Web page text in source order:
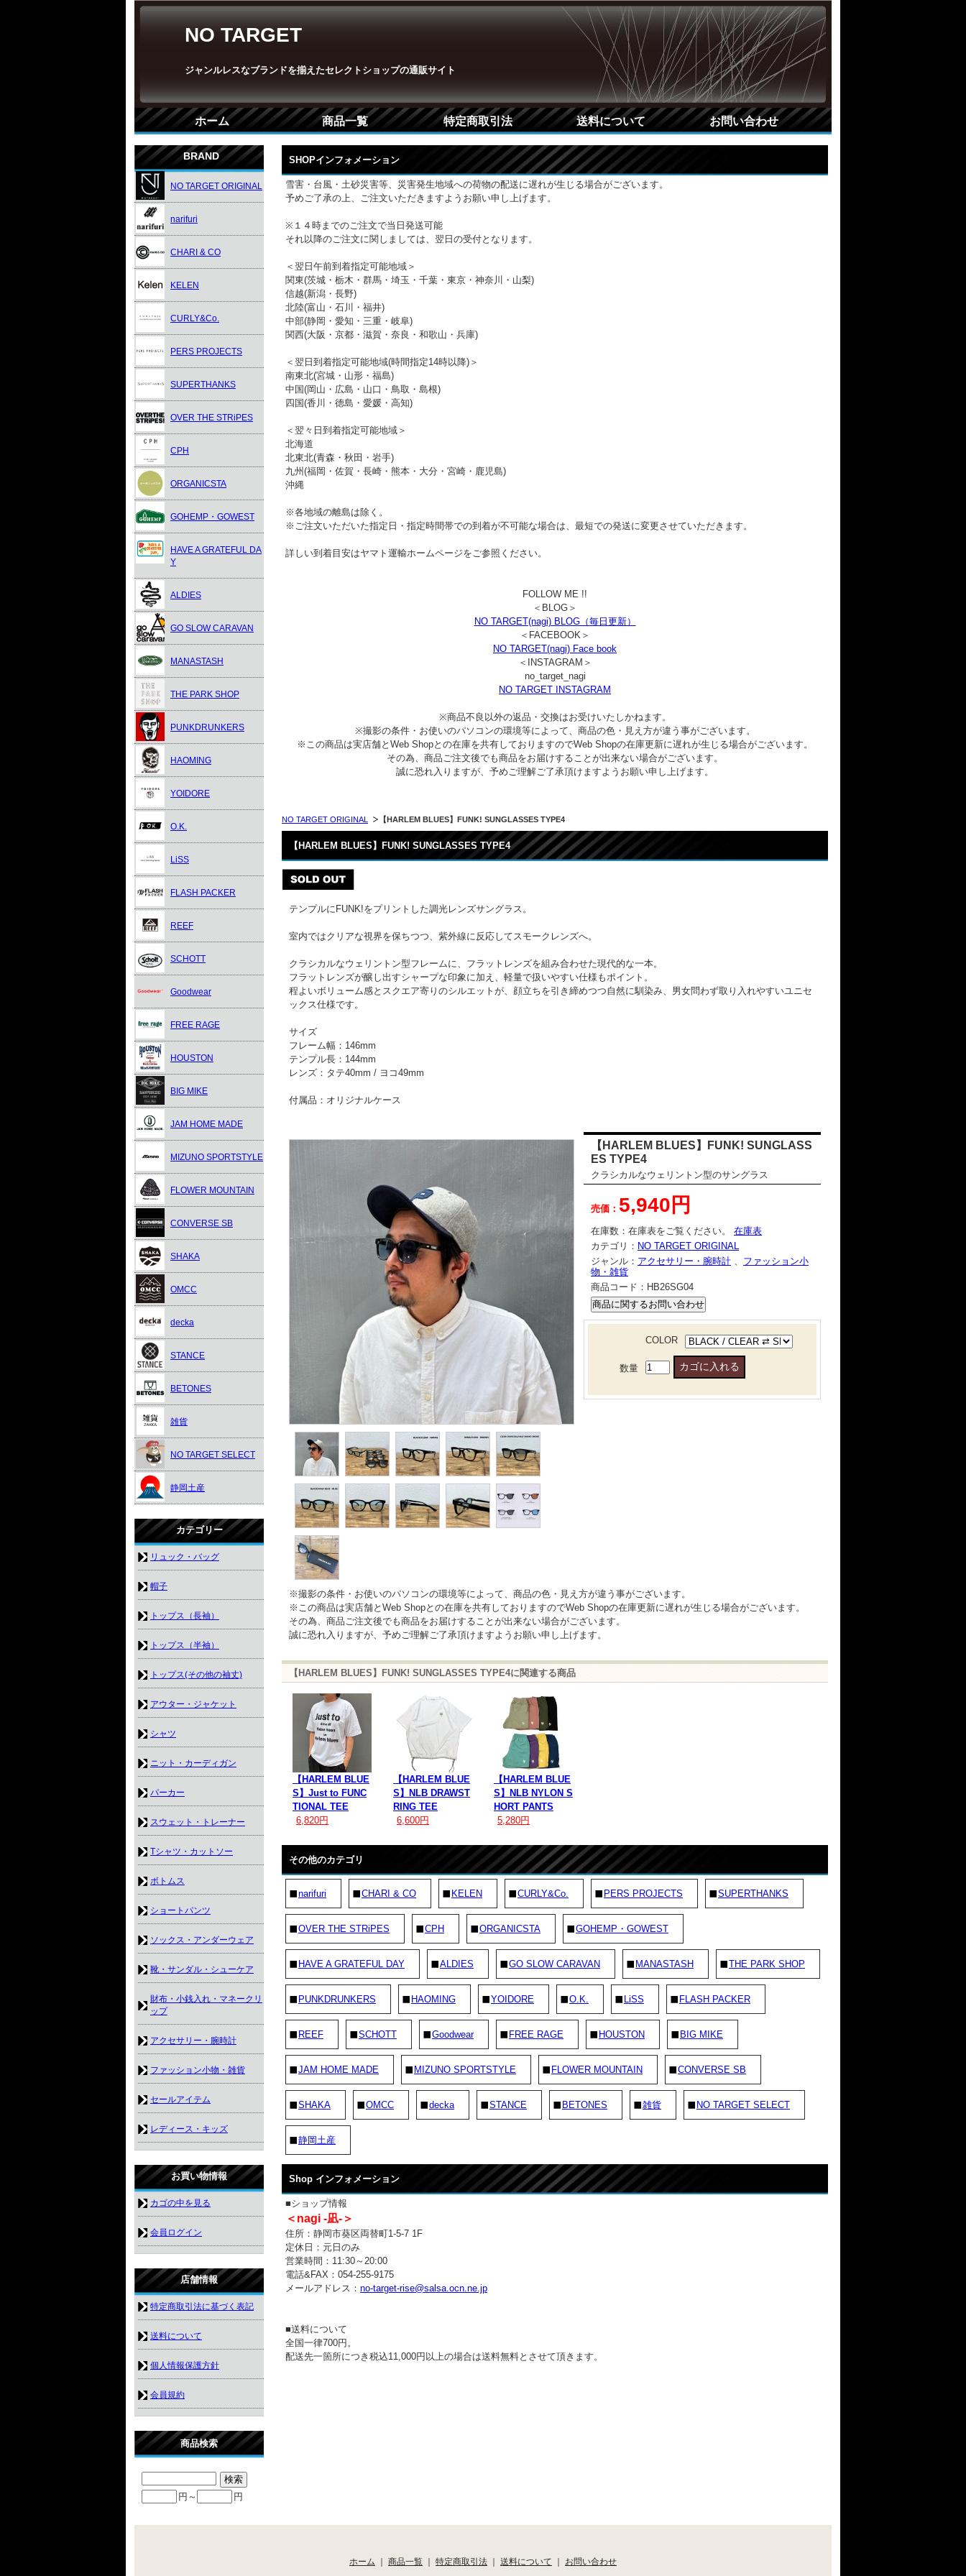
NO TARGET
ジャンルレスなブランドを揃えたセレクトショップの通販サイト
ホーム 商品一覧 特定商取引法 送料について お問い合わせ
SHOPインフォメーション
雪害・台風・土砂災害等、災害発生地域への荷物の配送に遅れが生じる場合がございます。
予めご了承の上、ご注文いただきますようお願い申し上げます。
※１４時までのご注文で当日発送可能
それ以降のご注文に関しましては、翌日の受付となります。
＜翌日午前到着指定可能地域＞
関東(茨城・栃木・群馬・埼玉・千葉・東京・神奈川・山梨)
信越(新潟・長野)
北陸(富山・石川・福井)
中部(静岡・愛知・三重・岐阜)
関西(大阪・京都・滋賀・奈良・和歌山・兵庫)
＜翌日到着指定可能地域(時間指定14時以降)＞
南東北(宮城・山形・福島)
中国(岡山・広島・山口・鳥取・島根)
四国(香川・徳島・愛媛・高知)
＜翌々日到着指定可能地域＞
北海道
北東北(青森・秋田・岩手)
九州(福岡・佐賀・長崎・熊本・大分・宮崎・鹿児島)
沖縄
※各地域の離島は除く。
※ご注文いただいた指定日・指定時間帯での到着が不可能な場合は、最短での発送に変更させていただきます。
詳しい到着目安はヤマト運輸ホームページをご参照ください。
FOLLOW ME !!
＜BLOG＞
NO TARGET(nagi) BLOG（毎日更新）
＜FACEBOOK＞
NO TARGET(nagi) Face book
＜INSTAGRAM＞
no_target_nagi
NO TARGET INSTAGRAM
※商品不良以外の返品・交換はお受けいたしかねます。
※撮影の条件・お使いのパソコンの環境等によって、商品の色・見え方が違う事がございます。
※この商品は実店舗とWeb Shopとの在庫を共有しておりますのでWeb Shopの在庫更新に遅れが生じる場合がございます。
その為、商品ご注文後でも商品をお届けすることが出来ない場合がございます。
誠に恐れ入りますが、予めご理解ご了承頂けますようお願い申し上げます。
NO TARGET ORIGINAL 【HARLEM BLUES】FUNK! SUNGLASSES TYPE4
【HARLEM BLUES】FUNK! SUNGLASSES TYPE4
テンプルにFUNK!をプリントした調光レンズサングラス。
室内ではクリアな視界を保ちつつ、紫外線に反応してスモークレンズへ。
クラシカルなウェリントン型フレームに、フラットレンズを組み合わせた現代的な一本。
フラットレンズが醸し出すシャープな印象に加え、軽量で扱いやすい仕様もポイント。
程よいボリューム感とスクエア寄りのシルエットが、顔立ちを引き締めつつ自然に馴染み、男女問わず取り入れやすいユニセ
ックス仕様です。
サイズ
フレーム幅：146mm
テンプル長：144mm
レンズ：タテ40mm / ヨコ49mm
付属品：オリジナルケース
【HARLEM BLUES】FUNK! SUNGLASS
ES TYPE4
クラシカルなウェリントン型のサングラス
売価： 5,940円
在庫数： 在庫表をご覧ください。
在庫表
カテゴリ： NO TARGET ORIGINAL
ジャンル： アクセサリー・腕時計 、 ファッション小
物・雑貨
商品コード： HB26SG04
COLOR
数量
※撮影の条件・お使いのパソコンの環境等によって、商品の色・見え方が違う事がございます。
※この商品は実店舗とWeb Shopとの在庫を共有しておりますのでWeb Shopの在庫更新に遅れが生じる場合がございます。
その為、商品ご注文後でも商品をお届けすることが出来ない場合がございます。
誠に恐れ入りますが、予めご理解ご了承頂けますようお願い申し上げます。
【HARLEM BLUES】FUNK! SUNGLASSES TYPE4に関連する商品
【HARLEM BLUE
S】Just to FUNC
TIONAL TEE
6,820円
【HARLEM BLUE
S】NLB DRAWST
RING TEE
6,600円
【HARLEM BLUE
S】NLB NYLON S
HORT PANTS
5,280円
その他のカテゴリ
narifuri CHARI & CO KELEN CURLY&Co. PERS PROJECTS SUPERTHANKS
OVER THE STRiPES CPH ORGANICSTA GOHEMP・GOWEST
HAVE A GRATEFUL DAY ALDIES GO SLOW CARAVAN MANASTASH THE PARK SHOP
PUNKDRUNKERS HAOMING YOIDORE O.K. LiSS FLASH PACKER
REEF SCHOTT Goodwear FREE RAGE HOUSTON BIG MIKE
JAM HOME MADE MIZUNO SPORTSTYLE FLOWER MOUNTAIN CONVERSE SB
SHAKA OMCC decka STANCE BETONES 雑貨 NO TARGET SELECT
静岡土産
Shop インフォメーション
■ショップ情報
＜nagi -凪-＞
住所：静岡市葵区両替町1-5-7 1F
定休日：元日のみ
営業時間：11:30～20:00
電話&FAX：054-255-9175
メールアドレス： no-target-rise@salsa.ocn.ne.jp
■送料について
全国一律700円。
配送先一箇所につき税込11,000円以上の場合は送料無料とさせて頂きます。
BRAND
NO TARGET ORIGINAL
narifuri
CHARI & CO
KELEN
CURLY&Co.
PERS PROJECTS
SUPERTHANKS
OVER THE STRiPES
CPH
ORGANICSTA
GOHEMP・GOWEST
HAVE A GRATEFUL DA
Y
ALDIES
GO SLOW CARAVAN
MANASTASH
THE PARK SHOP
PUNKDRUNKERS
HAOMING
YOIDORE
O.K.
LiSS
FLASH PACKER
REEF
SCHOTT
Goodwear
FREE RAGE
HOUSTON
BIG MIKE
JAM HOME MADE
MIZUNO SPORTSTYLE
FLOWER MOUNTAIN
CONVERSE SB
SHAKA
OMCC
decka
STANCE
BETONES
雑貨
NO TARGET SELECT
静岡土産
カテゴリー
リュック・バッグ
帽子
トップス（長袖）
トップス（半袖）
トップス(その他の袖丈)
アウター・ジャケット
シャツ
ニット・カーディガン
パーカー
スウェット・トレーナー
Tシャツ・カットソー
ボトムス
ショートパンツ
ソックス・アンダーウェア
靴・サンダル・シューケア
財布・小銭入れ・マネークリ
ップ
アクセサリー・腕時計
ファッション小物・雑貨
セールアイテム
レディース・キッズ
お買い物情報
カゴの中を見る
会員ログイン
店舗情報
特定商取引法に基づく表記
送料について
個人情報保護方針
会員規約
商品検索
円～ 円
ホーム ｜ 商品一覧 ｜ 特定商取引法 ｜ 送料について ｜ お問い合わせ